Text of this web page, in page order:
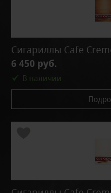
Сигариллы Cafe
6 450 руб.
В наличии